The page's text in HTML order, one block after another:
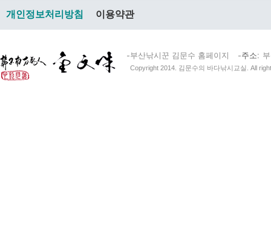
개인정보처리방침 이용약관
부산낚시꾼 김문수 홈페이지 주소
Copyright 2014. 김문수의 바다낚시교실. All